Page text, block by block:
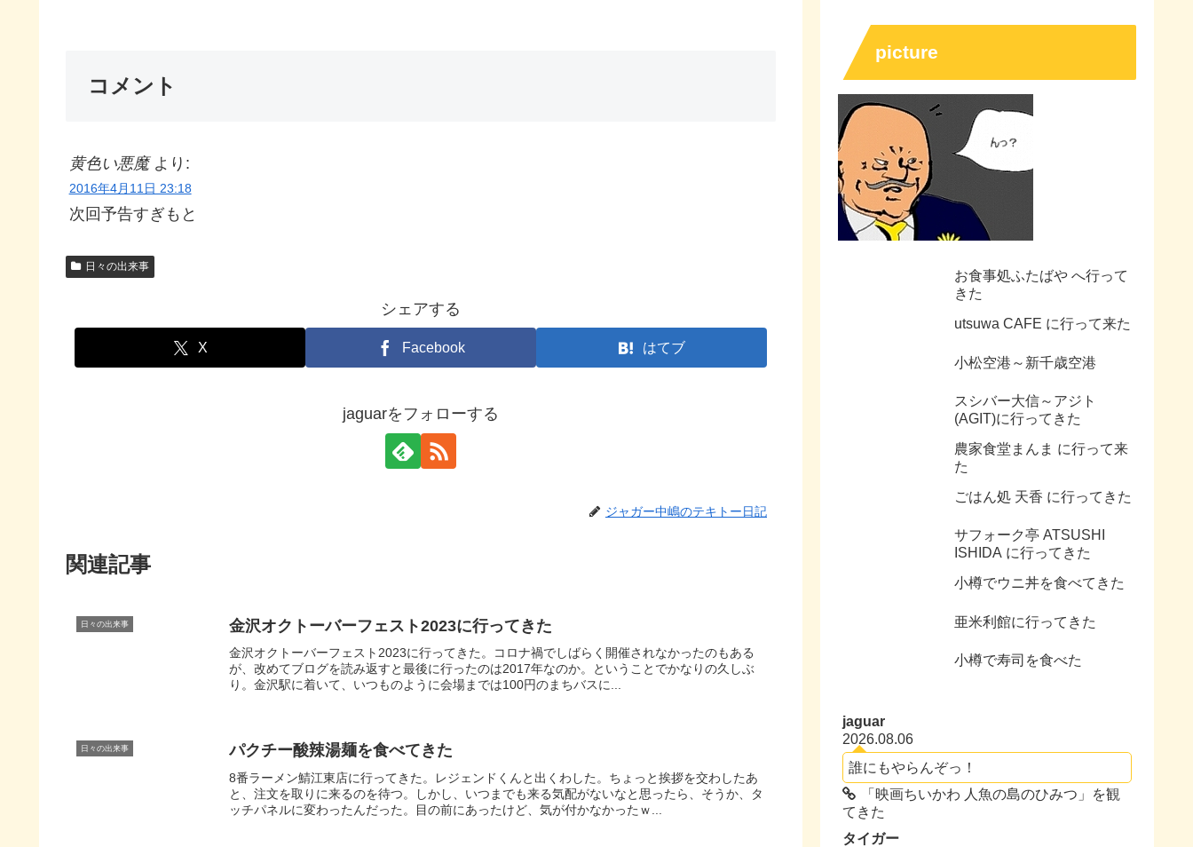
コメント
黄色い悪魔 より:
2016年4月11日 23:18
次回予告すぎもと
日々の出来事
シェアする
X Facebook はてブ
jaguarをフォローする
ジャガー中嶋のテキトー日記
関連記事
日々の出来事 金沢オクトーバーフェスト2023に行ってきた
金沢オクトーバーフェスト2023に行ってきた。コロナ禍でしばらく開催されなかったのもある
が、改めてブログを読み返すと最後に行ったのは2017年なのか。ということでかなりの久しぶ
り。金沢駅に着いて、いつものように会場までは100円のまちバスに...
日々の出来事 パクチー酸辣湯麺を食べてきた
8番ラーメン鯖江東店に行ってきた。レジェンドくんと出くわした。ちょっと挨拶を交わしたあ
と、注文を取りに来るのを待つ。しかし、いつまでも来る気配がないなと思ったら、そうか、タ
ッチパネルに変わったんだった。目の前にあったけど、気が付かなかったｗ...
picture
お食事処ふたばや へ行って
きた
utsuwa CAFE に行って来た
小松空港～新千歳空港
スシバー大信～アジト
(AGIT)に行ってきた
農家食堂まんま に行って来
た
ごはん処 天香 に行ってきた
サフォーク亭 ATSUSHI
ISHIDA に行ってきた
小樽でウニ丼を食べてきた
亜米利館に行ってきた
小樽で寿司を食べた
jaguar
2026.08.06
誰にもやらんぞっ！
「映画ちいかわ 人魚の島のひみつ」を観
てきた
タイガー